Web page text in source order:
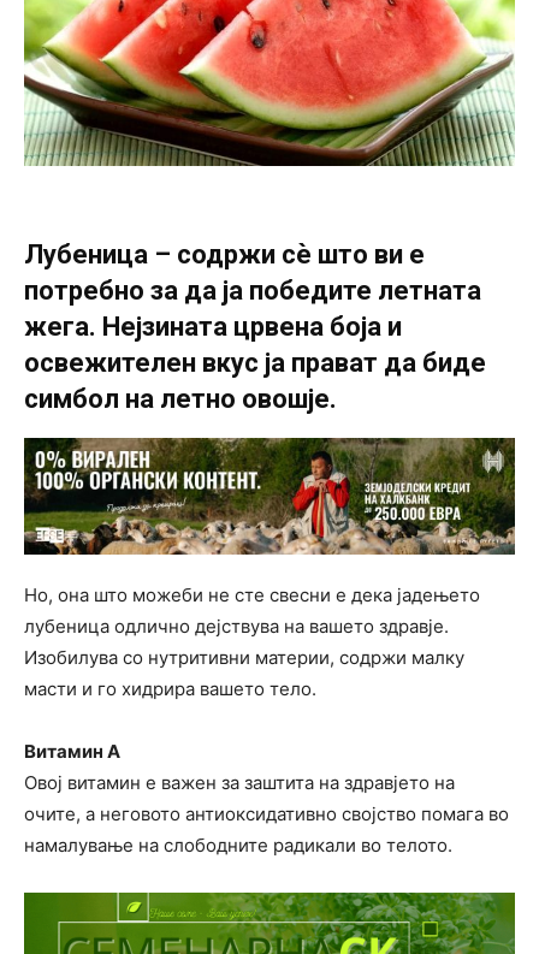
Лубеница – содржи сè што ви е
потребно за да ја победите летната
жега. Нејзината црвена боја и
освежителен вкус ја прават да биде
симбол на летно овошје.
Но, она што можеби не сте свесни е дека јадењето
лубеница одлично дејствува на вашето здравје.
Изобилува со нутритивни материи, содржи малку
масти и го хидрира вашето тело.
Витамин А
Овој витамин е важен за заштита на здравјето на
очите, а неговото антиоксидативно својство помага во
намалување на слободните радикали во телото.